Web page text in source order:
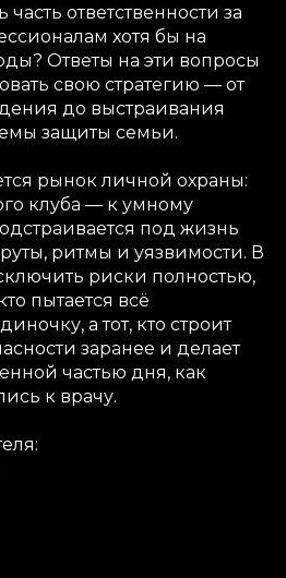
ответственности за
хотя бы на
Ответы на эти вопросы
свою стратегию — от
до выстраивания
защиты семьи.
рынок личной охраны:
клуба — к умному
под жизнь
ритмы и уязвимости. В
риски полностью,
пытается всё
а тот, кто строит
заранее и делает
частью дня, как
к врачу.